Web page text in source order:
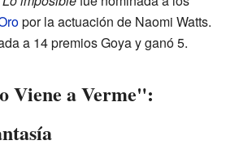
por la actuación de Naomi Watts.
a 14 premios Goya y ganó 5.
Viene a Verme":